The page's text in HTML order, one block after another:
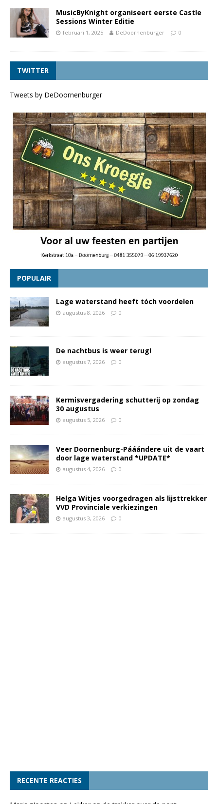
MusicByKnight organiseert eerste Castle
Sessions Winter Editie
februari 1, 2025 DeDoornenburger 0
TWITTER
Tweets by DeDoornenburger
POPULAIR
Lage waterstand heeft tóch voordelen
augustus 8, 2026 0
De nachtbus is weer terug!
augustus 7, 2026 0
Kermisvergadering schutterij op zondag
30 augustus
augustus 5, 2026 0
Veer Doornenburg-Pááándere uit de vaart
door lage waterstand *UPDATE*
augustus 4, 2026 0
Helga Witjes voorgedragen als lijsttrekker
VVD Provinciale verkiezingen
augustus 3, 2026 0
RECENTE REACTIES